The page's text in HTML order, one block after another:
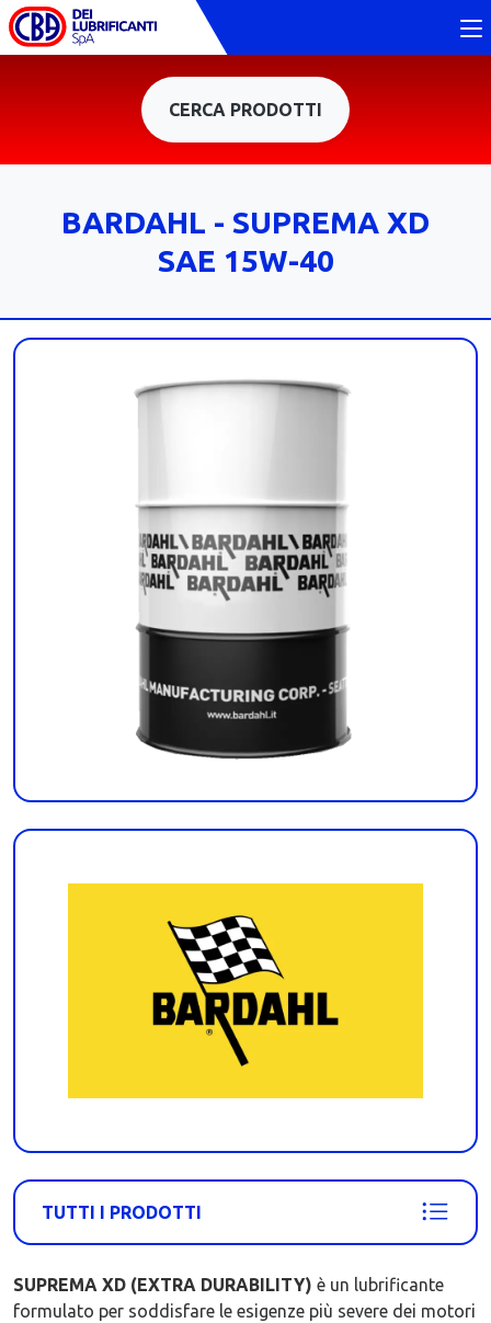
CERCA PRODOTTI
BARDAHL - SUPREMA XD
SAE 15W-40
TUTTI I PRODOTTI
SUPREMA XD (EXTRA DURABILITY) è un lubrificante
formulato per soddisfare le esigenze più severe dei motori